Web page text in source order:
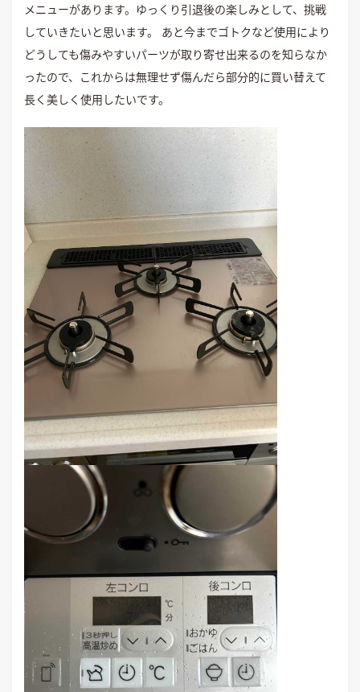
メニューがあります。ゆっくり引退後の楽しみとして、挑戦
していきたいと思います。 あと今までゴトクなど使用により
どうしても傷みやすいパーツが取り寄せ出来るのを知らなか
ったので、これからは無理せず傷んだら部分的に買い替えて
長く美しく使用したいです。